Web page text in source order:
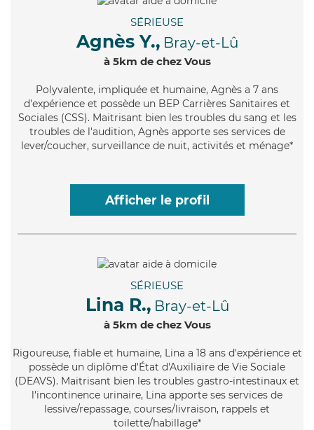
SÉRIEUSE
Agnès Y., Bray-et-Lû
à 5km de chez Vous
Polyvalente, impliquée et humaine, Agnès a 7 ans
d'expérience et possède un BEP Carrières Sanitaires et
Sociales (CSS). Maitrisant bien les troubles du sang et les
troubles de l'audition, Agnès apporte ses services de
lever/coucher, surveillance de nuit, activités et ménage*
Afficher le profil
SÉRIEUSE
Lina R., Bray-et-Lû
à 5km de chez Vous
Rigoureuse, fiable et humaine, Lina a 18 ans d'expérience et
possède un diplôme d'État d'Auxiliaire de Vie Sociale
(DEAVS). Maitrisant bien les troubles gastro-intestinaux et
l'incontinence urinaire, Lina apporte ses services de
lessive/repassage, courses/livraison, rappels et
toilette/habillage*